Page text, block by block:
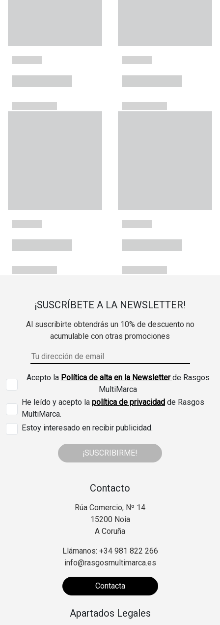
¡SUSCRÍBETE A LA NEWSLETTER!
Al suscribirte obtendrás un 10% de descuento no
acumulable con otras promociones
Acepto la Política de alta en la Newsletterde Rasgos
MultiMarca
He leído y acepto la política de privacidad de Rasgos
MultiMarca.
Estoy interesado en recibir publicidad.
¡SUSCRIBIRME!
Contacto
Rúa Comercio, Nº 14
15200 Noia
A Coruña
Llámanos: +34 981 822 266
info@rasgosmultimarca.es
Contacta
Apartados Legales